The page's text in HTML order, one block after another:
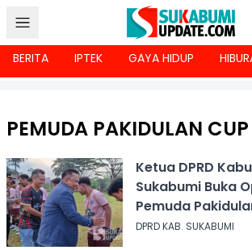
BERITA IPTEK GAYA HIDUP
PEMUDA PAKIDULAN CUP
Ketua DPRD
Sukabumi Buka
Pemuda
DPRD KAB. SUKABUMI